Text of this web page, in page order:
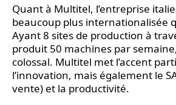
Quant à Multitel, l’entreprise
beaucoup plus internationalisée
Ayant 8 sites de production à
produit 50 machines par
colossal. Multitel met l’accent
l’innovation, mais également le
vente) et la productivité.